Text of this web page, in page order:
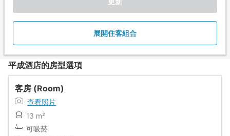
展開住客組合
平成酒店的房型選項
客房 (Room)
查看照片
13 m²
可吸菸